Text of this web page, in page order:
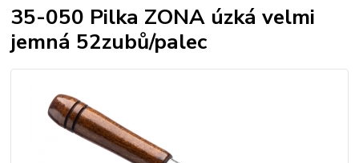
35-050 Pilka ZONA úzká velmi
jemná 52zubů/palec